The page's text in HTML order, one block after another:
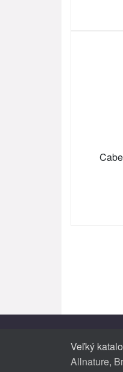
Veľký
Allnature,